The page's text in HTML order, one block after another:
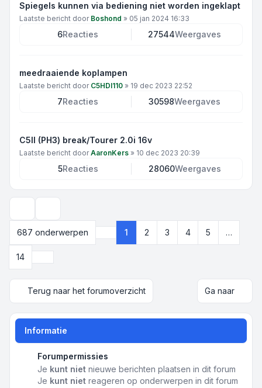
Spiegels kunnen via bediening niet worden ingeklapt
Laatste bericht door Boshond » 05 jan 2024 16:33
6Reacties 27544Weergaves
meedraaiende koplampen
Laatste bericht door C5HDI110 » 19 dec 2023 22:52
7Reacties 30598Weergaves
C5II (PH3) break/Tourer 2.0i 16v
Laatste bericht doorAaronKers » 10 dec 2023 20:39
5Reacties 28060Weergaves
687 onderwerpen
Pagina van
1 2 3 4 5 …
14
Terug naar het forumoverzicht Ga naar
Informatie
Forumpermissies
Je kunt nietnieuwe berichten plaatsen in dit forum
Je kunt nietreageren op onderwerpen in dit forum